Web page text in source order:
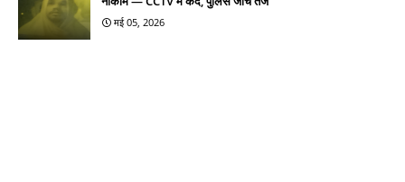
मई 05, 2026